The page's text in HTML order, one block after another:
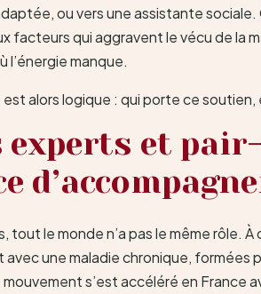
ou vers une assistante
facteurs qui aggravent le vécu de la
l’énergie manque.
alors logique : qui porte ce
et
tout le monde n’a pas le même rôle.
une maladie chronique, formées
s’est accéléré en France